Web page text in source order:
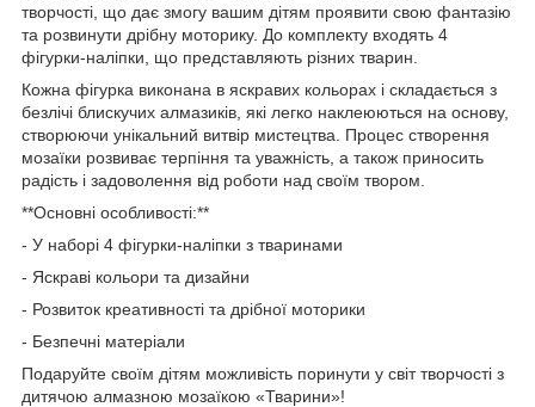
творчості, що дає змогу вашим дітям проявити свою фантазію
та розвинути дрібну моторику. До комплекту входять 4
фігурки-наліпки, що представляють різних тварин.
Кожна фігурка виконана в яскравих кольорах і складається з
безлічі блискучих алмазиків, які легко наклеюються на основу,
створюючи унікальний витвір мистецтва. Процес створення
мозаїки розвиває терпіння та уважність, а також приносить
радість і задоволення від роботи над своїм твором.
**Основні особливості:**
- У наборі 4 фігурки-наліпки з тваринами
- Яскраві кольори та дизайни
- Розвиток креативності та дрібної моторики
- Безпечні матеріали
Подаруйте своїм дітям можливість поринути у світ творчості з
дитячою алмазною мозаїкою «Тварини»!